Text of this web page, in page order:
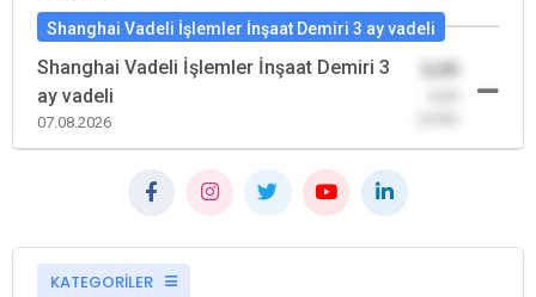
Shanghai Vadeli İşlemler İnşaat Demiri 3 ay vadeli
Shanghai Vadeli İşlemler İnşaat Demiri 3
ay vadeli
07.08.2026
0,00
KATEGORİLER